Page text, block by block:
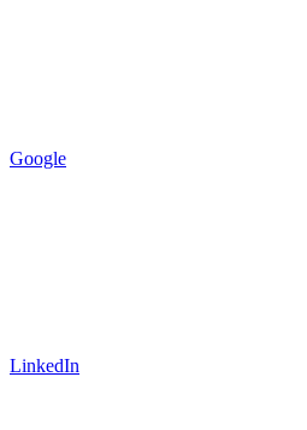
Google
LinkedIn